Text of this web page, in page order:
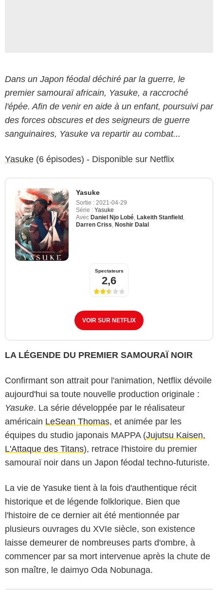
Dans un Japon féodal déchiré par la guerre, le
premier samouraï africain, Yasuke, a raccroché
l'épée. Afin de venir en aide à un enfant, poursuivi par
des forces obscures et des seigneurs de guerre
sanguinaires, Yasuke va repartir au combat...
Yasuke (6 épisodes) - Disponible sur Netflix
Yasuke
Sortie : 2021-04-29
Série : Yasuke
Avec Daniel Njo Lobé Lakeith Stanfield
Darren Criss Noshir Dalal
Spectateurs
2,6
VOIR SUR NETFLIX
LA LÉGENDE DU PREMIER SAMOURAÏ NOIR
Confirmant son attrait pour l'animation, Netflix dévoile
aujourd'hui sa toute nouvelle production originale :
Yasuke. La série développée par le réalisateur
américain LeSean Thomas, et animée par les
équipes du studio japonais MAPPA (Jujutsu Kaisen,
L'Attaque des Titans), retrace l'histoire du premier
samouraï noir dans un Japon féodal techno-futuriste.
La vie de Yasuke tient à la fois d'authentique récit
historique et de légende folklorique. Bien que
l'histoire de ce dernier ait été mentionnée par
plusieurs ouvrages du XVIe siècle, son existence
laisse demeurer de nombreuses parts d'ombre, à
commencer par sa mort intervenue après la chute de
son maître, le daimyo Oda Nobunaga.